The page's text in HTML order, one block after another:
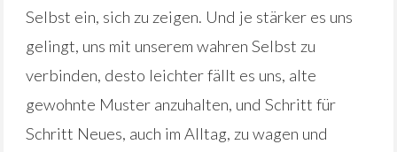
Selbst ein, sich zu zeigen. Und je stärker es uns
gelingt, uns mit unserem wahren Selbst zu
verbinden, desto leichter fällt es uns, alte
gewohnte Muster anzuhalten, und Schritt für
Schritt Neues, auch im Alltag, zu wagen und